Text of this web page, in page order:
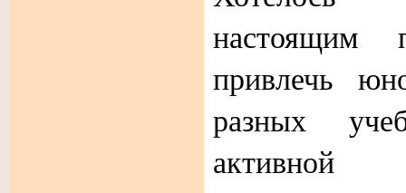
настоящим
привлечь
разных
активной